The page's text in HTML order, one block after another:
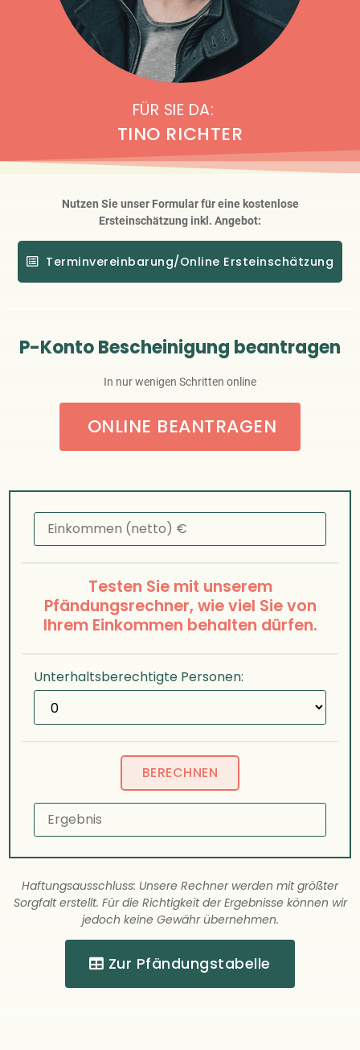
FÜR SIE DA:
TINO RICHTER
Nutzen Sie unser Formular für eine kostenlose
Ersteinschätzung inkl. Angebot:
Terminvereinbarung/Online Ersteinschätzung
P-Konto Bescheinigung beantragen
In nur wenigen Schritten online
ONLINE BEANTRAGEN
Testen Sie mit unserem
Pfändungsrechner, wie viel Sie von
Ihrem Einkommen behalten dürfen.
Unterhaltsberechtigte Personen:
Haftungsausschluss: Unsere Rechner werden mit größter
Sorgfalt erstellt. Für die Richtigkeit der Ergebnisse können wir
jedoch keine Gewähr übernehmen.
Zur Pfändungstabelle